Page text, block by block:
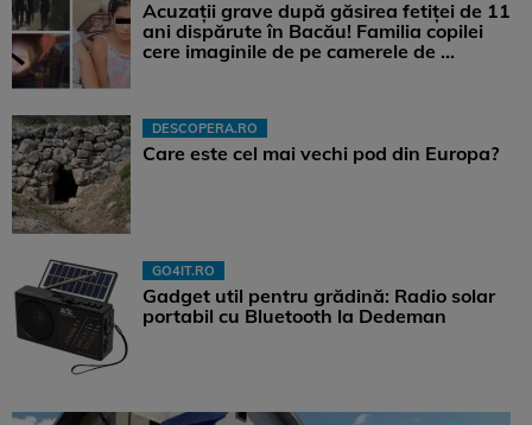
Acuzații grave după găsirea fetiței de 11
ani dispărute în Bacău! Familia copilei
cere imaginile de pe camerele de ...
DESCOPERA.RO
Care este cel mai vechi pod din Europa?
GO4IT.RO
Gadget util pentru grădină: Radio solar
portabil cu Bluetooth la Dedeman